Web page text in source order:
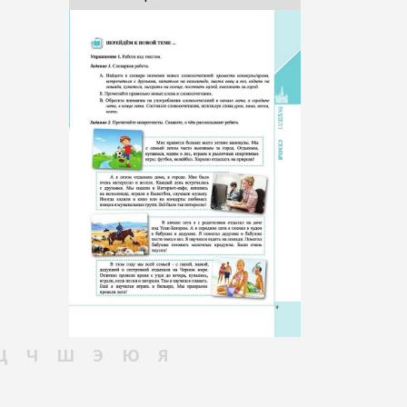
Ч Ш Э Ю Я